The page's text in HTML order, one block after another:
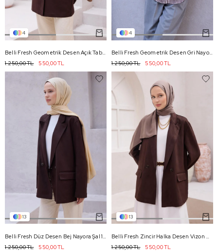
4
Belli Fresh Geometrik Desen Açık Taba Nayora Şal 3 - 11
550,00 TL
1.250,00 TL
4
Belli Fresh Geometrik Desen Gri Nayora Şal 3 - 19
550,00 TL
1.250,00 TL
13
Belli Fresh Düz Desen Bej Nayora Şal 1 - 63
550,00 TL
1.250,00 TL
13
Belli Fresh Zincir Halka Desen Vizon Nayora Şal 1 - 15
550,00 TL
1.250,00 TL